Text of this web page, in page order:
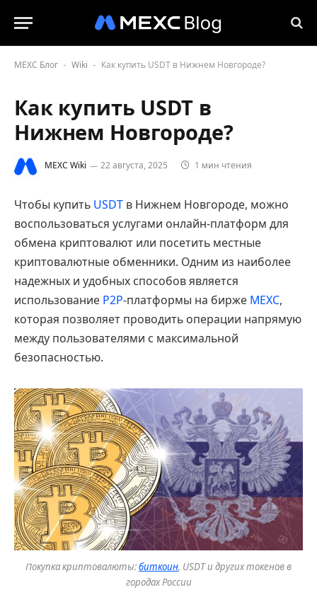
MEXC Блог - Wiki - Как купить USDT в Нижнем Новгороде?
Как купить USDT в
Нижнем Новгороде?
MEXC Wiki 22 августа, 2025 1 мин чтения
Чтобы купить USDT в Нижнем Новгороде, можно
воспользоваться услугами онлайн-платформ для
обмена криптовалют или посетить местные
криптовалютные обменники. Одним из наиболее
надежных и удобных способов является
использование P2P-платформы на бирже MEXC,
которая позволяет проводить операции напрямую
между пользователями с максимальной
безопасностью.
Покупка криптовалюты:биткоин, USDT и других токенов в
городах России